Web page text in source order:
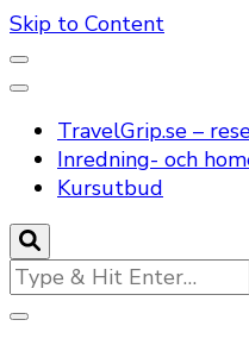
Skip to Content
TravelGrip.se –
Inredning- och
Kursutbud
Looking
for
Something?